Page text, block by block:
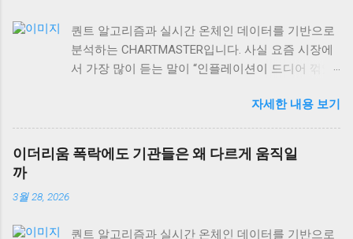
$106.40B USD 에 달하는 상황에서, 전통 자산과 디
지털 자산의 상관관계도 함께 살펴볼게요. 금값과
경제성장, 단순한 반비례 관계가 아니다 많은 사람
는 절반만 맞는 이야기예요. 실제로 금은 인플레이
션 헤지 자산이면서 동시에 달러 강세에 민감하게
반응하거든요. 금값이 떨어지는 이유는 경제가 좋아
퀀트 알고리즘과 실시간 온체인 데이터를 기반으로
분석하는 CHARTMASTER입니다. 사실 요즘 시장에
서 가장 많이 듣는 말이 “인플레이션이 드디어 꺾였
되면서 많은 개인 투자자들은 안도하고 있는데, 정
작 기관들과 자산가들은 여전히 긴장의 끈을 놓지
않고 있거든요. 왜 그럴까요? 오늘은 숫자 뒤에 숨어
있는 진짜 이야기를 풀어보겠습니다. 미국 PPI 2.6%,
자세한 내용 보기
이더리움 폭락에도 기관들은 왜 다르게 움직일
까
3월 28, 2026
퀀트 알고리즘과 실시간 온체인 데이터를 기반으로